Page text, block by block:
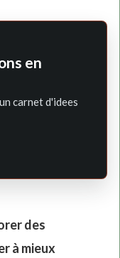
en
carnet d'idees
des
à mieux